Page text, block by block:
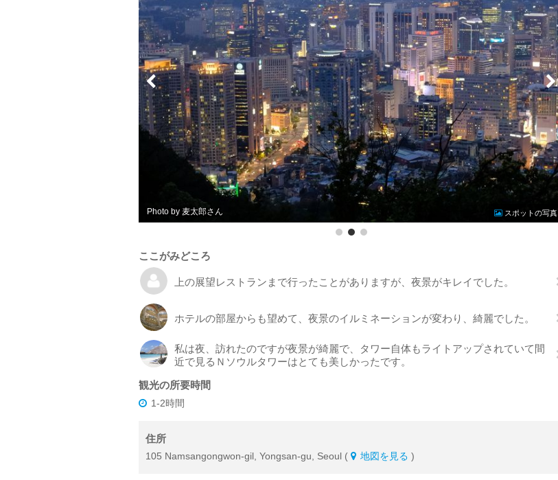
Photo by koh-mukoujima スポットの写真
ここがみどころ
上の展望レストランまで行ったことがありますが、夜景がキレイでした。
ホテルの部屋からも望めて、夜景のイルミネーションが変わり、綺麗でした。
私は夜、訪れたのですが夜景が綺麗で、タワー自体もライトアップされていて間
近で見るＮソウルタワーはとても美しかったです。
観光の所要時間
1-2時間
住所
105 Namsangongwon-gil, Yongsan-gu, Seoul ( 地図を見る )